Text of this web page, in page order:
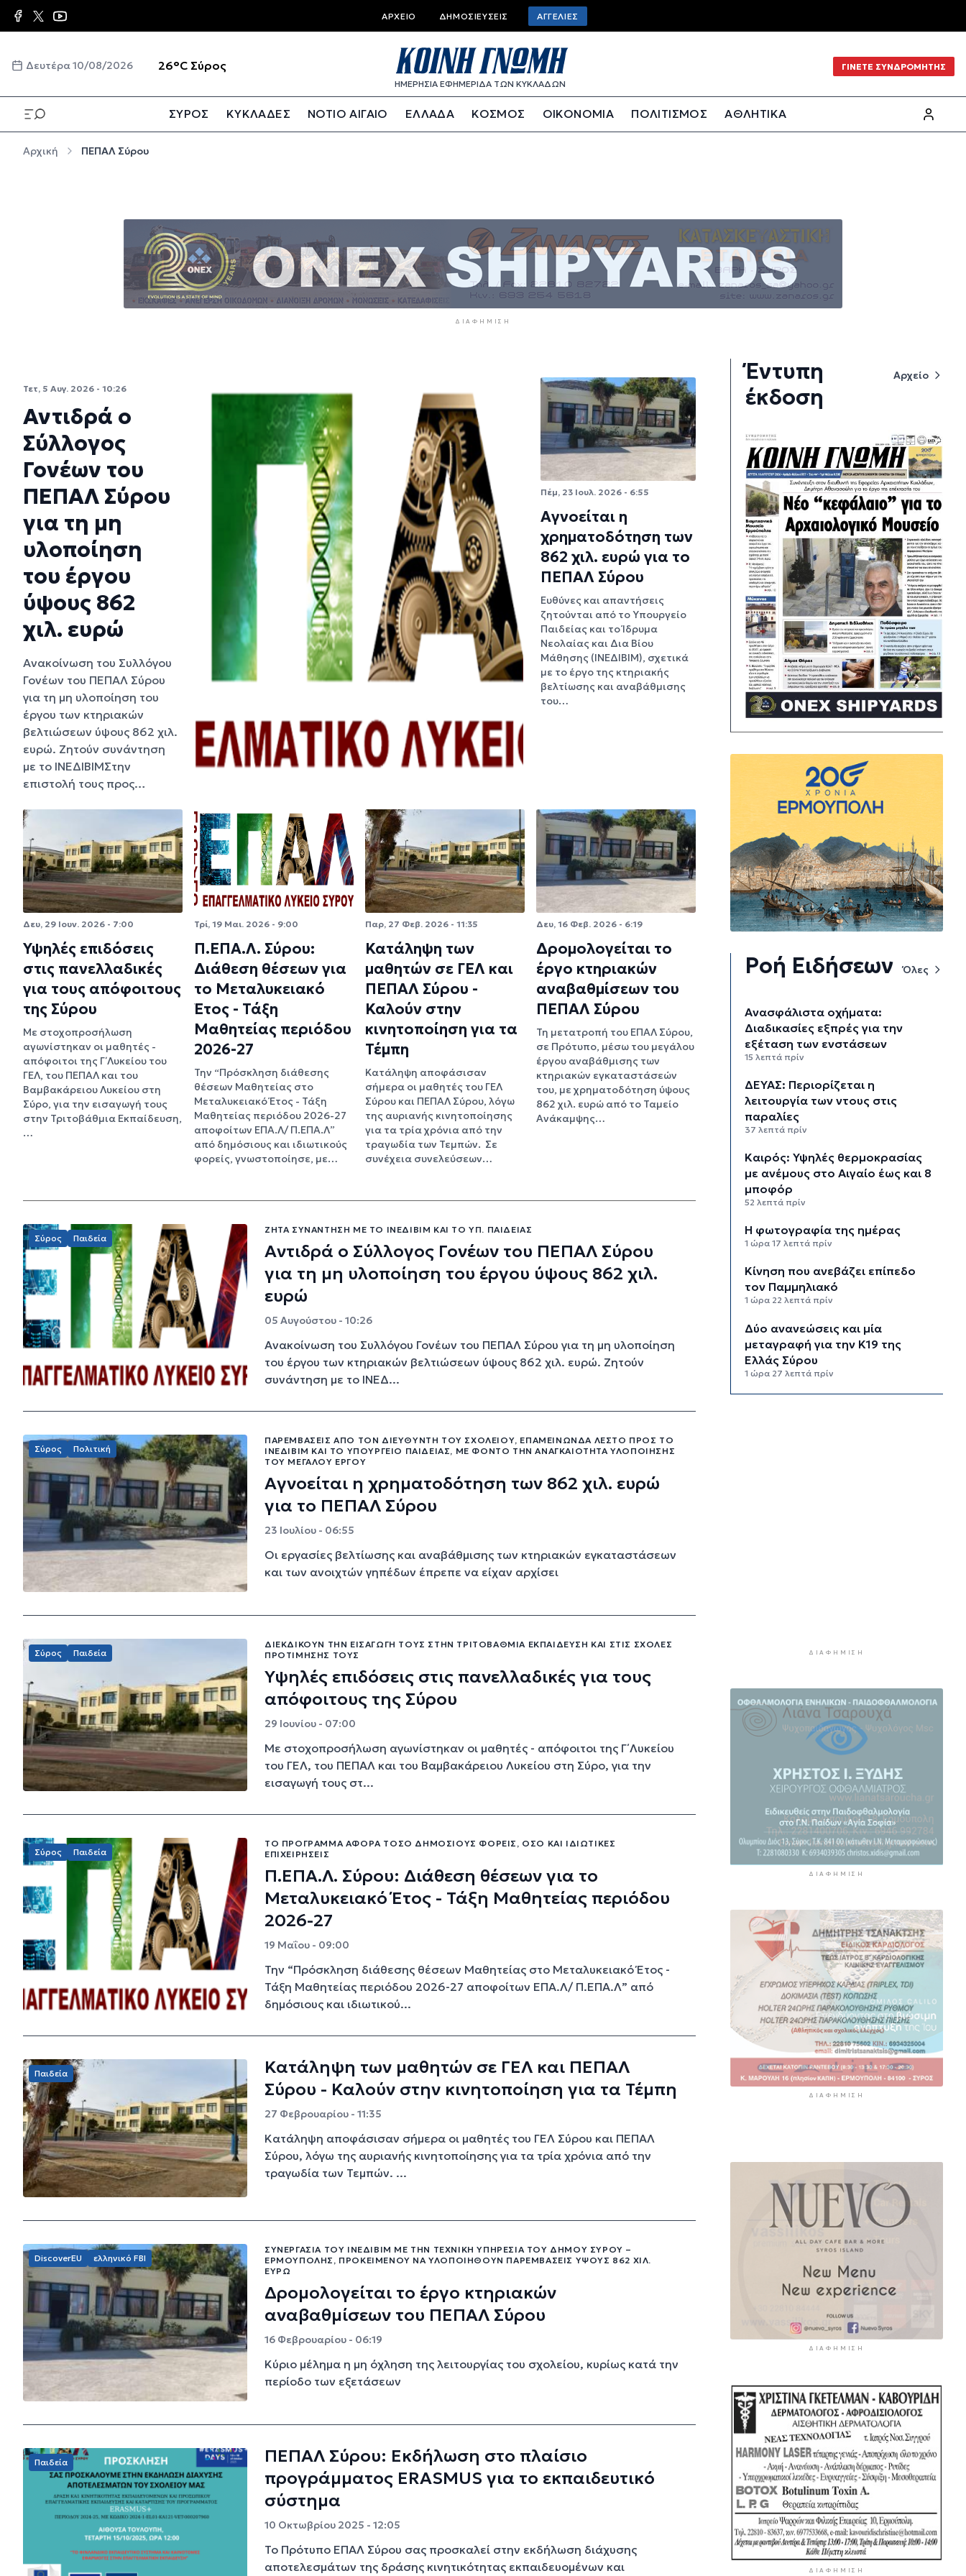
Παράκαμψη προς το κυρίως περιεχόμενο Top bar menu
ΑΡΧΕΊΟ ΔΗΜΟΣΙΕΎΣΕΙΣ ΑΓΓΕΛΊΕΣ
Δευτέρα 10/08/2026 26°C Σύρος
ΗΜΕΡΗΣΙΑ ΕΦΗΜΕΡΙΔΑ ΤΩΝ ΚΥΚΛΑΔΩΝ
ΓΙΝΕΤΕ ΣΥΝΔΡΟΜΗΤΗΣ
ΣΥΡΟΣ ΚΥΚΛΑΔΕΣ ΝΟΤΙΟ ΑΙΓΑΙΟ ΕΛΛΑΔΑ ΚΟΣΜΟΣ ΟΙΚΟΝΟΜΙΑ ΠΟΛΙΤΙΣΜΟΣ
ΑΘΛΗΤΙΚΑ
Αρχική ΠΕΠΑΛ Σύρου
ΔΙΑΦΉΜΙΣΗ
Τετ, 5 Αυγ. 2026 - 10:26
Αντιδρά ο
Σύλλογος
Γονέων του
ΠΕΠΑΛ Σύρου
για τη μη
υλοποίηση
του έργου
ύψους 862
χιλ. ευρώ
Ανακοίνωση του Συλλόγου
Γονέων του ΠΕΠΑΛ Σύρου
για τη μη υλοποίηση του
έργου των κτηριακών
βελτιώσεων ύψους 862 χιλ.
ευρώ. Ζητούν συνάντηση
με το ΙΝΕΔΙΒΙΜΣτην
επιστολή τους προς…
Πέμ, 23 Ιουλ. 2026 - 6:55
Αγνοείται η
χρηματοδότηση των
862 χιλ. ευρώ για το
ΠΕΠΑΛ Σύρου
Ευθύνες και απαντήσεις
ζητούνται από το Υπουργείο
Παιδείας και το Ίδρυμα
Νεολαίας και Δια Βίου
Μάθησης (ΙΝΕΔΙΒΙΜ), σχετικά
με το έργο της κτηριακής
βελτίωσης και αναβάθμισης
του…
Δευ, 29 Ιουν. 2026 - 7:00
Υψηλές επιδόσεις
στις πανελλαδικές
για τους απόφοιτους
της Σύρου
Με στοχοπροσήλωση
αγωνίστηκαν οι μαθητές -
απόφοιτοι της Γ΄ Λυκείου του
ΓΕΛ, του ΠΕΠΑΛ και του
Βαμβακάρειου Λυκείου στη
Σύρο, για την εισαγωγή τους
στην Τριτοβάθμια Εκπαίδευση,
…
Τρί, 19 Μαι. 2026 - 9:00
Π.ΕΠΑ.Λ. Σύρου:
Διάθεση θέσεων για
το Μεταλυκειακό
Έτος - Τάξη
Μαθητείας περιόδου
2026-27
Την “Πρόσκληση διάθεσης
θέσεων Μαθητείας στο
Μεταλυκειακό Έτος - Τάξη
Μαθητείας περιόδου 2026-27
αποφοίτων ΕΠΑ.Λ/ Π.ΕΠΑ.Λ”
από δημόσιους και ιδιωτικούς
φορείς, γνωστοποίησε, με…
Παρ, 27 Φεβ. 2026 - 11:35
Κατάληψη των
μαθητών σε ΓΕΛ και
ΠΕΠΑΛ Σύρου -
Καλούν στην
κινητοποίηση για τα
Τέμπη
Κατάληψη αποφάσισαν
σήμερα οι μαθητές του ΓΕΛ
Σύρου και ΠΕΠΑΛ Σύρου, λόγω
της αυριανής κινητοποίησης
για τα τρία χρόνια από την
τραγωδία των Τεμπών. Σε
συνέχεια συνελεύσεων…
Δευ, 16 Φεβ. 2026 - 6:19
Δρομολογείται το
έργο κτηριακών
αναβαθμίσεων του
ΠΕΠΑΛ Σύρου
Τη μετατροπή του ΕΠΑΛ Σύρου,
σε Πρότυπο, μέσω του μεγάλου
έργου αναβάθμισης των
κτηριακών εγκαταστάσεών
του, με χρηματοδότηση ύψους
862 χιλ. ευρώ από το Ταμείο
Ανάκαμψης…
Σύρος Παιδεία
ΖΗΤΆ ΣΥΝΆΝΤΗΣΗ ΜΕ ΤΟ ΙΝΕΔΙΒΙΜ ΚΑΙ ΤΟ ΥΠ. ΠΑΙΔΕΊΑΣ
Αντιδρά ο Σύλλογος Γονέων του ΠΕΠΑΛ Σύρου
για τη μη υλοποίηση του έργου ύψους 862 χιλ.
ευρώ
05 Αυγούστου - 10:26
Ανακοίνωση του Συλλόγου Γονέων του ΠΕΠΑΛ Σύρου για τη μη υλοποίηση
του έργου των κτηριακών βελτιώσεων ύψους 862 χιλ. ευρώ. Ζητούν
συνάντηση με το ΙΝΕΔ...
Σύρος Πολιτική
ΠΑΡΕΜΒΆΣΕΙΣ ΑΠΌ ΤΟΝ ΔΙΕΥΘΥΝΤΉ ΤΟΥ ΣΧΟΛΕΊΟΥ, ΕΠΑΜΕΙΝΏΝΔΑ ΛΈΣΤΟ ΠΡΟΣ ΤΟ
ΙΝΕΔΙΒΙΜ ΚΑΙ ΤΟ ΥΠΟΥΡΓΕΊΟ ΠΑΙΔΕΊΑΣ, ΜΕ ΦΌΝΤΟ ΤΗΝ ΑΝΑΓΚΑΙΌΤΗΤΑ ΥΛΟΠΟΊΗΣΗΣ
ΤΟΥ ΜΕΓΆΛΟΥ ΈΡΓΟΥ
Αγνοείται η χρηματοδότηση των 862 χιλ. ευρώ
για το ΠΕΠΑΛ Σύρου
23 Ιουλίου - 06:55
Οι εργασίες βελτίωσης και αναβάθμισης των κτηριακών εγκαταστάσεων
και των ανοιχτών γηπέδων έπρεπε να είχαν αρχίσει
Σύρος Παιδεία
ΔΙΕΚΔΙΚΟΎΝ ΤΗΝ ΕΙΣΑΓΩΓΉ ΤΟΥΣ ΣΤΗΝ ΤΡΙΤΟΒΆΘΜΙΑ ΕΚΠΑΊΔΕΥΣΗ ΚΑΙ ΣΤΙΣ ΣΧΟΛΈΣ
ΠΡΟΤΊΜΗΣΉΣ ΤΟΥΣ
Υψηλές επιδόσεις στις πανελλαδικές για τους
απόφοιτους της Σύρου
29 Ιουνίου - 07:00
Με στοχοπροσήλωση αγωνίστηκαν οι μαθητές - απόφοιτοι της Γ΄ Λυκείου
του ΓΕΛ, του ΠΕΠΑΛ και του Βαμβακάρειου Λυκείου στη Σύρο, για την
εισαγωγή τους στ...
Σύρος Παιδεία
ΤΟ ΠΡΌΓΡΑΜΜΑ ΑΦΟΡΆ ΤΌΣΟ ΔΗΜΌΣΙΟΥΣ ΦΟΡΕΊΣ, ΌΣΟ ΚΑΙ ΙΔΙΩΤΙΚΈΣ
ΕΠΙΧΕΙΡΉΣΕΙΣ
Π.ΕΠΑ.Λ. Σύρου: Διάθεση θέσεων για το
Μεταλυκειακό Έτος - Τάξη Μαθητείας περιόδου
2026-27
19 Μαΐου - 09:00
Την “Πρόσκληση διάθεσης θέσεων Μαθητείας στο Μεταλυκειακό Έτος -
Τάξη Μαθητείας περιόδου 2026-27 αποφοίτων ΕΠΑ.Λ/ Π.ΕΠΑ.Λ” από
δημόσιους και ιδιωτικού...
Παιδεία
Κατάληψη των μαθητών σε ΓΕΛ και ΠΕΠΑΛ
Σύρου - Καλούν στην κινητοποίηση για τα Τέμπη
27 Φεβρουαρίου - 11:35
Κατάληψη αποφάσισαν σήμερα οι μαθητές του ΓΕΛ Σύρου και ΠΕΠΑΛ
Σύρου, λόγω της αυριανής κινητοποίησης για τα τρία χρόνια από την
τραγωδία των Τεμπών. ...
DiscoverEU ελληνικό FBI
ΣΥΝΕΡΓΑΣΊΑ ΤΟΥ ΙΝΕΔΙΒΙΜ ΜΕ ΤΗΝ ΤΕΧΝΙΚΉ ΥΠΗΡΕΣΊΑ ΤΟΥ ΔΉΜΟΥ ΣΎΡΟΥ –
ΕΡΜΟΎΠΟΛΗΣ, ΠΡΟΚΕΙΜΈΝΟΥ ΝΑ ΥΛΟΠΟΙΗΘΟΎΝ ΠΑΡΕΜΒΆΣΕΙΣ ΎΨΟΥΣ 862 ΧΙΛ.
ΕΥΡΏ
Δρομολογείται το έργο κτηριακών
αναβαθμίσεων του ΠΕΠΑΛ Σύρου
16 Φεβρουαρίου - 06:19
Κύριο μέλημα η μη όχληση της λειτουργίας του σχολείου, κυρίως κατά την
περίοδο των εξετάσεων
Παιδεία
ΠΕΠΑΛ Σύρου: Εκδήλωση στο πλαίσιο
προγράμματος ERASMUS για το εκπαιδευτικό
σύστημα
10 Οκτωβρίου 2025 - 12:05
Το Πρότυπο ΕΠΑΛ Σύρου σας προσκαλεί στην εκδήλωση διάχυσης
αποτελεσμάτων της δράσης κινητικότητας εκπαιδευομένων και
Έντυπη
έκδοση
Αρχείο
Ροή Ειδήσεων Όλες
Ανασφάλιστα οχήματα:
Διαδικασίες εξπρές για την
εξέταση των ενστάσεων
15 λεπτά πρίν
ΔΕΥΑΣ: Περιορίζεται η
λειτουργία των ντους στις
παραλίες
37 λεπτά πρίν
Καιρός: Υψηλές θερμοκρασίας
με ανέμους στο Αιγαίο έως και 8
μποφόρ
52 λεπτά πρίν
Η φωτογραφία της ημέρας
1 ώρα 17 λεπτά πρίν
Κίνηση που ανεβάζει επίπεδο
τον Παμμηλιακό
1 ώρα 22 λεπτά πρίν
Δύο ανανεώσεις και μία
μεταγραφή για την Κ19 της
Ελλάς Σύρου
1 ώρα 27 λεπτά πρίν
1 ώρα 52 λεπτά πρίν
Ελλάς Σύρου
1 ώρα 57 λεπτά πρίν
Μελέτες πυροπροστασίας για
όλα τα σχολεία της Κέας
ΔΙΑΦΉΜΙΣΗ
ΔΙΑΦΉΜΙΣΗ
ΔΙΑΦΉΜΙΣΗ
ΔΙΑΦΉΜΙΣΗ
ΔΙΑΦΉΜΙΣΗ